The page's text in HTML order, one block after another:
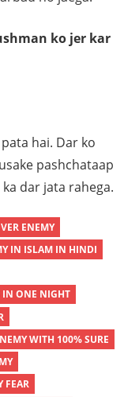
ko jer kar
hai. Dar ko
pashchataap
dar jata rahega.
ENEMY
IN ISLAM IN HINDI
IN ONE NIGHT
WITH 100% SURE
FEAR